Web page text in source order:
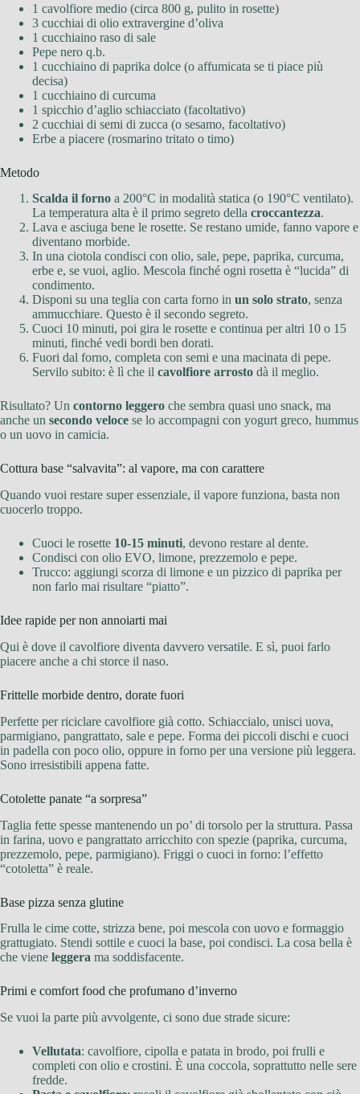
1 cavolfiore medio (circa 800 g, pulito in rosette)
3 cucchiai di olio extravergine d’oliva
1 cucchiaino raso di sale
Pepe nero q.b.
1 cucchiaino di paprika dolce (o affumicata se ti piace più
decisa)
1 cucchiaino di curcuma
1 spicchio d’aglio schiacciato (facoltativo)
2 cucchiai di semi di zucca (o sesamo, facoltativo)
Erbe a piacere (rosmarino tritato o timo)
Metodo
Scalda il forno a 200°C in modalità statica (o 190°C ventilato).
La temperatura alta è il primo segreto della croccantezza.
Lava e asciuga bene le rosette. Se restano umide, fanno vapore e
diventano morbide.
In una ciotola condisci con olio, sale, pepe, paprika, curcuma,
erbe e, se vuoi, aglio. Mescola finché ogni rosetta è “lucida” di
condimento.
Disponi su una teglia con carta forno in un solo strato, senza
ammucchiare. Questo è il secondo segreto.
Cuoci 10 minuti, poi gira le rosette e continua per altri 10 o 15
minuti, finché vedi bordi ben dorati.
Fuori dal forno, completa con semi e una macinata di pepe.
Servilo subito: è lì che il cavolfiore arrosto dà il meglio.
Risultato? Un contorno leggero che sembra quasi uno snack, ma
anche un secondo veloce se lo accompagni con yogurt greco, hummus
o un uovo in camicia.
Cottura base “salvavita”: al vapore, ma con carattere
Quando vuoi restare super essenziale, il vapore funziona, basta non
cuocerlo troppo.
Cuoci le rosette 10-15 minuti, devono restare al dente.
Condisci con olio EVO, limone, prezzemolo e pepe.
Trucco: aggiungi scorza di limone e un pizzico di paprika per
non farlo mai risultare “piatto”.
Idee rapide per non annoiarti mai
Qui è dove il cavolfiore diventa davvero versatile. E sì, puoi farlo
piacere anche a chi storce il naso.
Frittelle morbide dentro, dorate fuori
Perfette per riciclare cavolfiore già cotto. Schiaccialo, unisci uova,
parmigiano, pangrattato, sale e pepe. Forma dei piccoli dischi e cuoci
in padella con poco olio, oppure in forno per una versione più leggera.
Sono irresistibili appena fatte.
Cotolette panate “a sorpresa”
Taglia fette spesse mantenendo un po’ di torsolo per la struttura. Passa
in farina, uovo e pangrattato arricchito con spezie (paprika, curcuma,
prezzemolo, pepe, parmigiano). Friggi o cuoci in forno: l’effetto
“cotoletta” è reale.
Base pizza senza glutine
Frulla le cime cotte, strizza bene, poi mescola con uovo e formaggio
grattugiato. Stendi sottile e cuoci la base, poi condisci. La cosa bella è
che viene leggera ma soddisfacente.
Primi e comfort food che profumano d’inverno
Se vuoi la parte più avvolgente, ci sono due strade sicure:
Vellutata: cavolfiore, cipolla e patata in brodo, poi frulli e
completi con olio e crostini. È una coccola, soprattutto nelle sere
fredde.